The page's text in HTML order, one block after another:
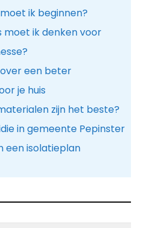
ik beginnen?
moet ik denken voor
een beter
je huis
zijn het beste?
in gemeente Pepinster
een isolatieplan